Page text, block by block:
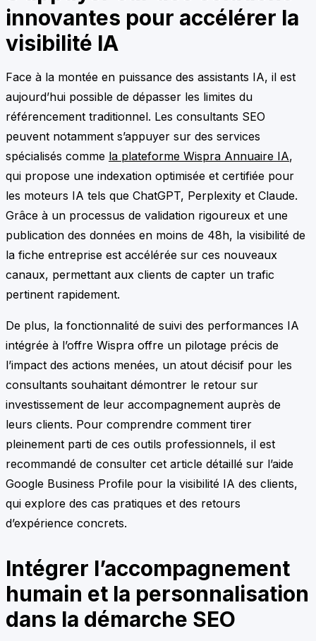
innovantes pour accélérer la
visibilité IA
Face à la montée en puissance des assistants IA, il est
aujourd’hui possible de dépasser les limites du
référencement traditionnel. Les consultants SEO
peuvent notamment s’appuyer sur des services
spécialisés comme la plateforme Wispra Annuaire IA,
qui propose une indexation optimisée et certifiée pour
les moteurs IA tels que ChatGPT, Perplexity et Claude.
Grâce à un processus de validation rigoureux et une
publication des données en moins de 48h, la visibilité de
la fiche entreprise est accélérée sur ces nouveaux
canaux, permettant aux clients de capter un trafic
pertinent rapidement.
De plus, la fonctionnalité de suivi des performances IA
intégrée à l’offre Wispra offre un pilotage précis de
l’impact des actions menées, un atout décisif pour les
consultants souhaitant démontrer le retour sur
investissement de leur accompagnement auprès de
leurs clients. Pour comprendre comment tirer
pleinement parti de ces outils professionnels, il est
recommandé de consulter cet article détaillé sur l’aide
Google Business Profile pour la visibilité IA des clients,
qui explore des cas pratiques et des retours
d’expérience concrets.
Intégrer l’accompagnement
humain et la personnalisation
dans la démarche SEO